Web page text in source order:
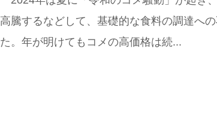
高騰するなどして、基礎的な食料の調達へ
た。年が明けてもコメの高価格は続...